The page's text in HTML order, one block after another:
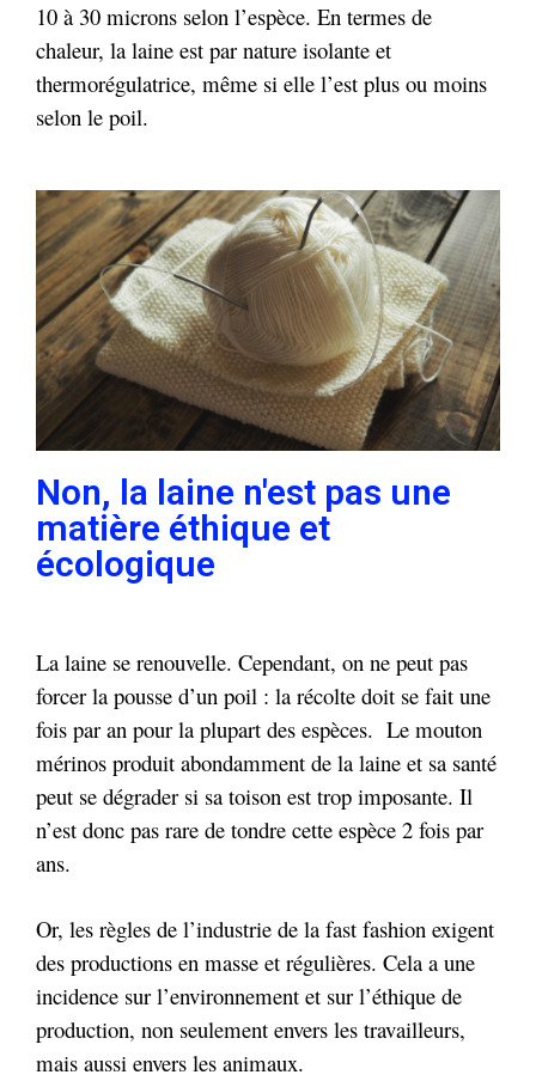
10 à 30 microns selon l’espèce. En termes de
chaleur, la laine est par nature isolante et
thermorégulatrice, même si elle l’est plus ou moins
selon le poil.
Non, la laine n'est pas une
matière éthique et
écologique
La laine se renouvelle. Cependant, on ne peut pas
forcer la pousse d’un poil : la récolte doit se fait une
fois par an pour la plupart des espèces. Le mouton
mérinos produit abondamment de la laine et sa santé
peut se dégrader si sa toison est trop imposante. Il
n’est donc pas rare de tondre cette espèce 2 fois par
ans.
Or, les règles de l’industrie de la fast fashion exigent
des productions en masse et régulières. Cela a une
incidence sur l’environnement et sur l’éthique de
production, non seulement envers les travailleurs,
mais aussi envers les animaux.